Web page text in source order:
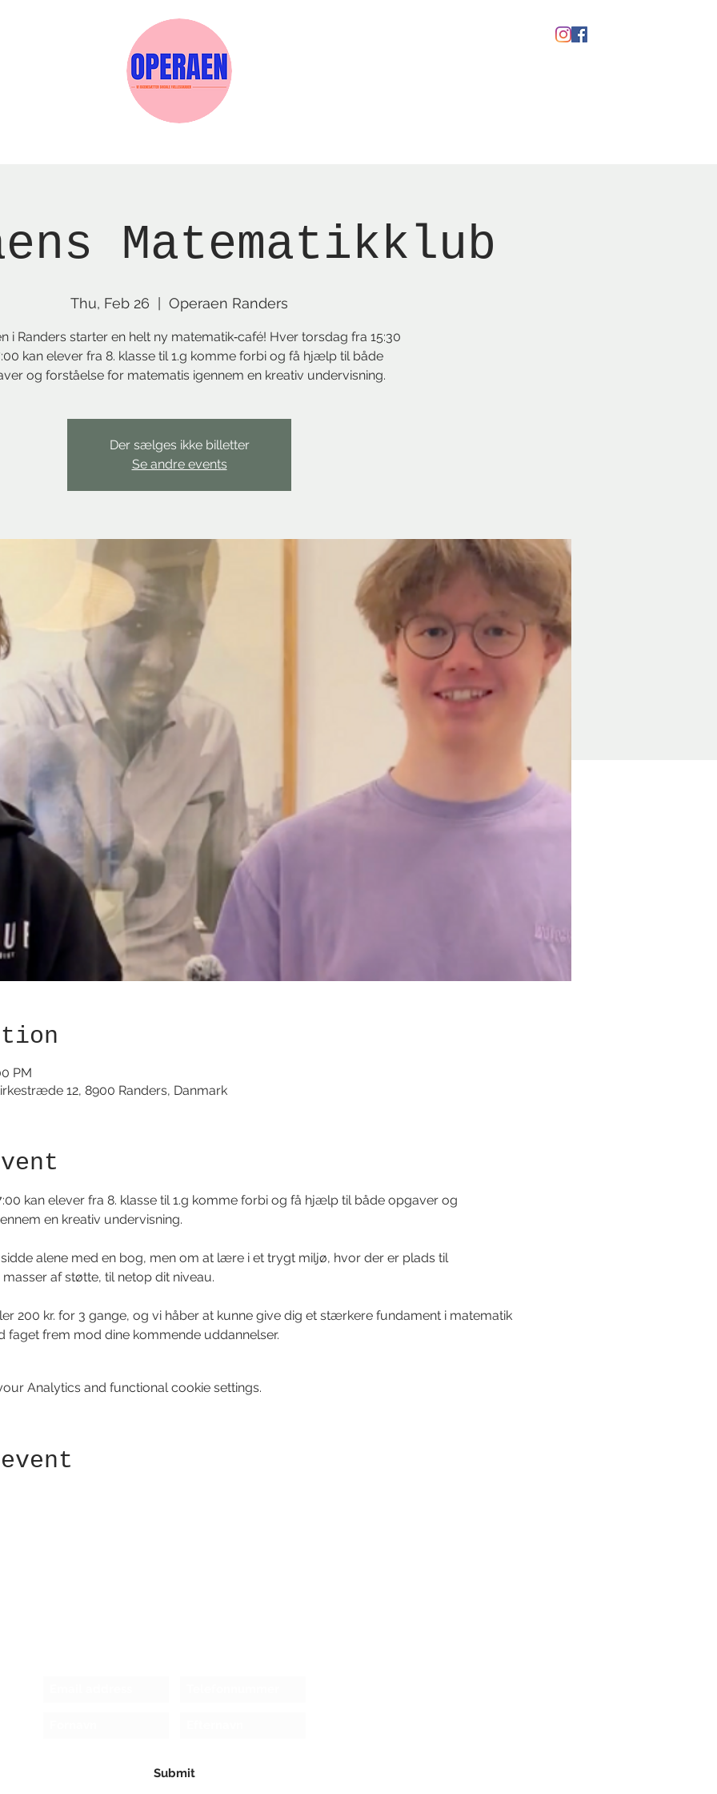
Matematikklub
Thu, Feb 26 Operaen Randers
i Randers starter en helt ny matematik‑café! Hver torsdag fra 15:30
kan elever fra 8. klasse til 1.g komme forbi og få hjælp til både
og forståelse for matematis igennem en kreativ undervisning.
Der sælges ikke billetter
Se andre events
PM
12, 8900 Randers, Danmark
kan elever fra 8. klasse til 1.g komme forbi og få hjælp til både opgaver og
en kreativ undervisning.
alene med en bog, men om at lære i et trygt miljø, hvor der er plads til
af støtte, til netop dit niveau.
200 kr. for 3 gange, og vi håber at kunne give dig et stærkere fundament i matematik
faget frem mod dine kommende uddannelser.
Analytics and functional cookie settings.
Submit